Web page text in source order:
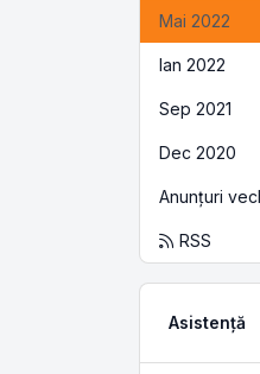
Mai 2022
Ian 2022
Sep 2021
Dec 2020
Anunțuri
RSS
Asistență